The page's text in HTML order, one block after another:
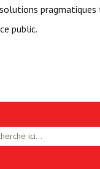
public.